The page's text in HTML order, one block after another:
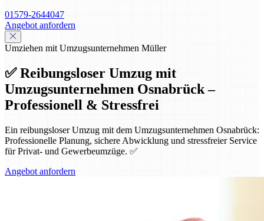
01579-2644047
Angebot anfordern
Umziehen mit Umzugsunternehmen Müller
✅ Reibungsloser Umzug mit
Umzugsunternehmen Osnabrück –
Professionell & Stressfrei
Ein reibungsloser Umzug mit dem Umzugsunternehmen Osnabrück:
Professionelle Planung, sichere Abwicklung und stressfreier Service
für Privat- und Gewerbeumzüge. ✅
Angebot anfordern